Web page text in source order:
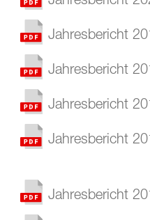
Jahresbericht
Jahresbericht
Jahresbericht
Jahresbericht
Jahresbericht